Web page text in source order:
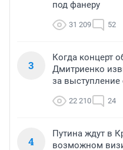
под фанеру
31 209 52
3
Когда концерт
Дмитриенко
за выступление
22 210 24
4
Путина ждут в
возможном